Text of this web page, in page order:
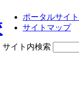
ポータルサイト
サイトマップ
サイト内検索